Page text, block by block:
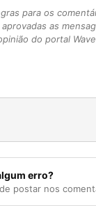
para os
as
do portal
erro?
postar nos